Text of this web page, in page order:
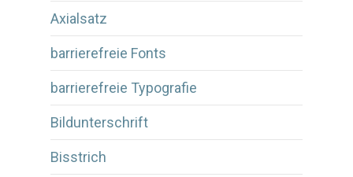
Axialsatz
barrierefreie Fonts
barrierefreie Typografie
Bildunterschrift
Bisstrich